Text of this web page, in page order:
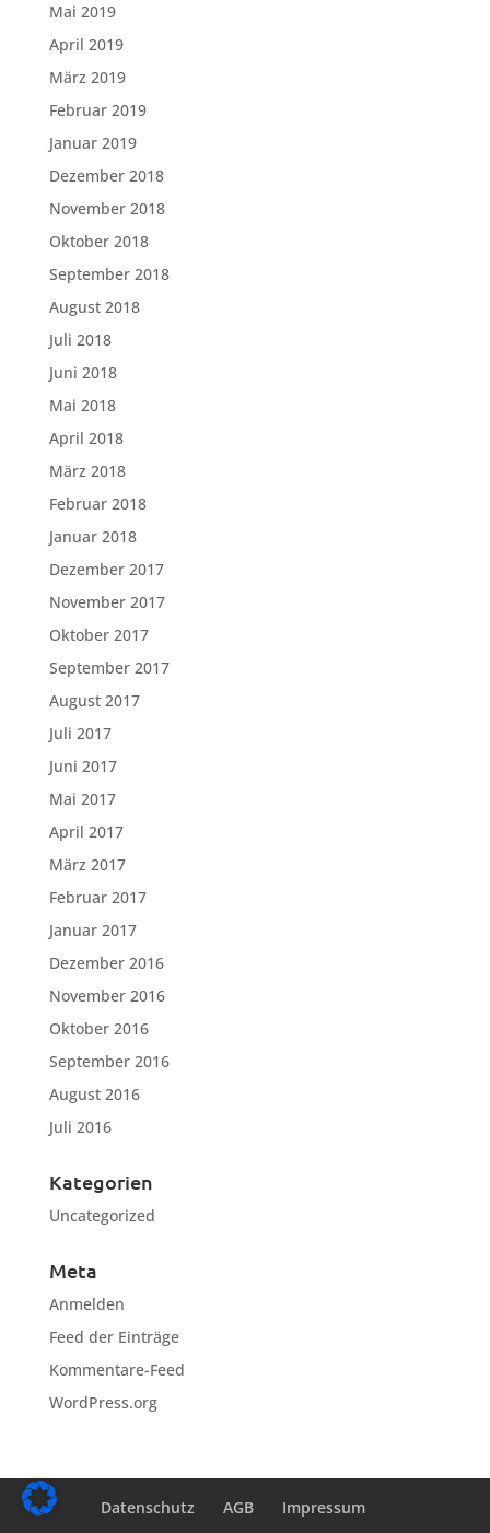
Mai 2019
April 2019
März 2019
Februar 2019
Januar 2019
Dezember 2018
November 2018
Oktober 2018
September 2018
August 2018
Juli 2018
Juni 2018
Mai 2018
April 2018
März 2018
Februar 2018
Januar 2018
Dezember 2017
November 2017
Oktober 2017
September 2017
August 2017
Juli 2017
Juni 2017
Mai 2017
April 2017
März 2017
Februar 2017
Januar 2017
Dezember 2016
November 2016
Oktober 2016
September 2016
August 2016
Juli 2016
Kategorien
Uncategorized
Meta
Anmelden
Feed der Einträge
Kommentare-Feed
WordPress.org
Datenschutz AGB Impressum